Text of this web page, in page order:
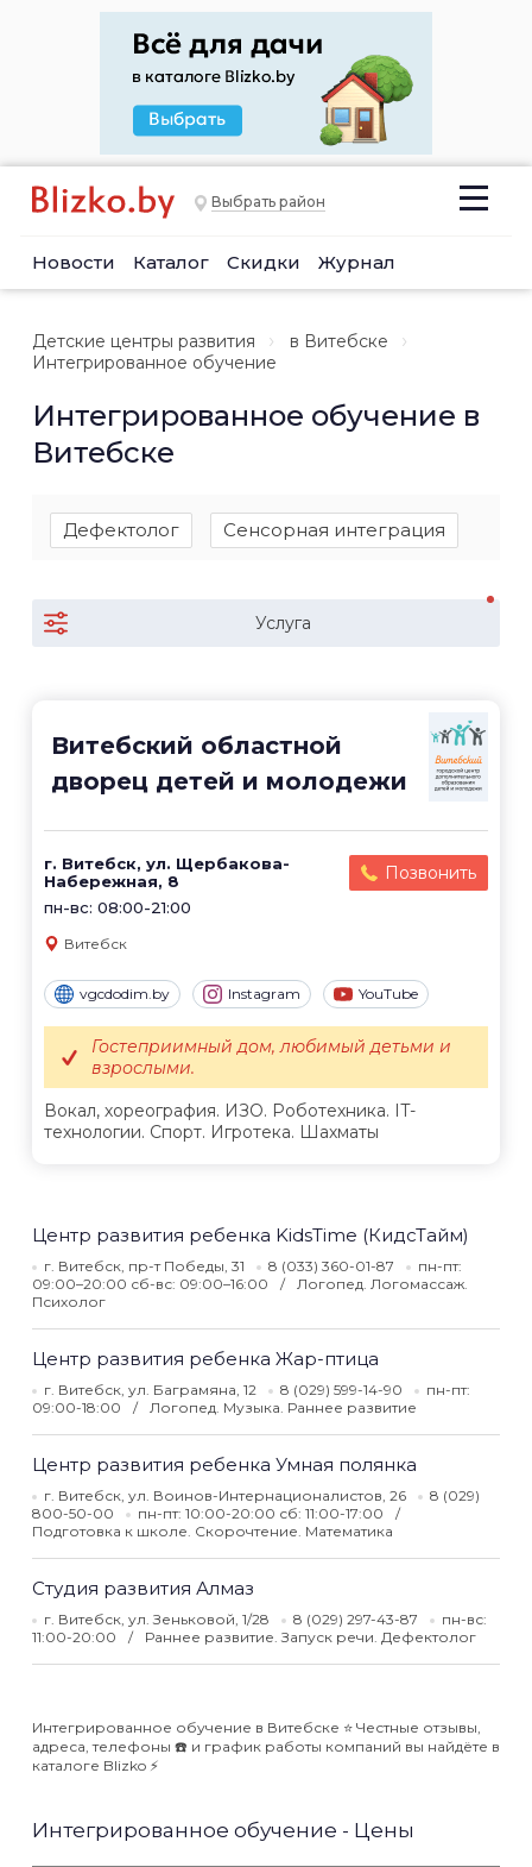
Выбрать район
Новости Каталог Скидки Журнал
Детские центры развития
в Витебске
Интегрированное обучение
Интегрированное обучение в
Витебске
Дефектолог Сенсорная интеграция
Услуга
Витебский областной
дворец детей и молодежи
г. Витебск, ул. Щербакова-
Набережная, 8
пн-вс: 08:00-21:00
Позвонить
Витебск
vgcdodim.by Instagram YouTube
Вокал, хореография. ИЗО. Роботехника. IT-
технологии. Спорт. Игротека. Шахматы
Гостеприимный дом, любимый детьми и
взрослыми.
Центр развития ребенка KidsTime (КидсТайм)
г. Витебск, пр-т Победы, 31 8 (033) 360-01-87
пн-пт:
09:00–20:00 сб-вс: 09:00–16:00
Логопед. Логомассаж.
Психолог
Центр развития ребенка Жар-птица
г. Витебск, ул. Баграмяна, 12 8 (029) 599-14-90
пн-пт:
09:00-18:00
Логопед. Музыка. Раннее развитие
Центр развития ребенка Умная полянка
г. Витебск, ул. Воинов-Интернационалистов, 26
8 (029)
800-50-00
пн-пт: 10:00-20:00 сб: 11:00-17:00
Подготовка к школе. Скорочтение. Математика
Студия развития Алмаз
г. Витебск, ул. Зеньковой, 1/28 8 (029) 297-43-87
пн-вс:
11:00-20:00
Раннее развитие. Запуск речи. Дефектолог
Интегрированное обучение в Витебске ⭐️ Честные отзывы,
адреса, телефоны ☎️ и график работы компаний вы найдёте в
каталоге Blizko ⚡️
Интегрированное обучение - Цены